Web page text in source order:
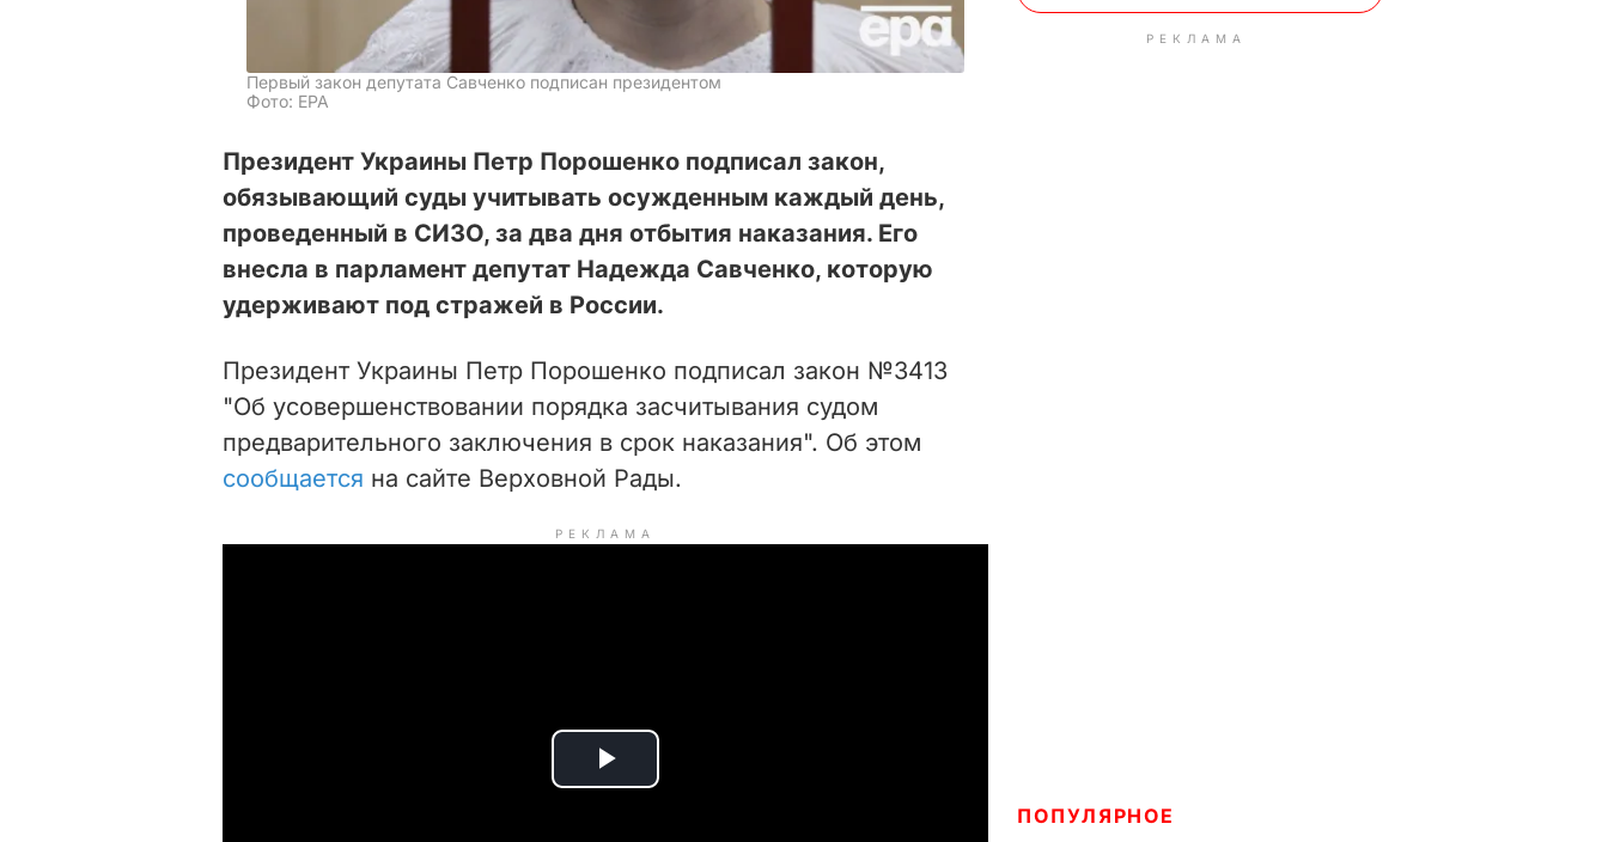
Первый закон депутата Савченко подписан президентом
Фото: ЕРА
Президент Украины Петр Порошенко подписал закон,
обязывающий суды учитывать осужденным каждый день,
проведенный в СИЗО, за два дня отбытия наказания. Его
внесла в парламент депутат Надежда Савченко, которую
удерживают под стражей в России.
Президент Украины Петр Порошенко подписал закон №3413
"Об усовершенствовании порядка засчитывания судом
предварительного заключения в срок наказания". Об этом
сообщается на сайте Верховной Рады.
РЕКЛАМА
P
РЕКЛАМА
ПОПУЛЯРНОЕ